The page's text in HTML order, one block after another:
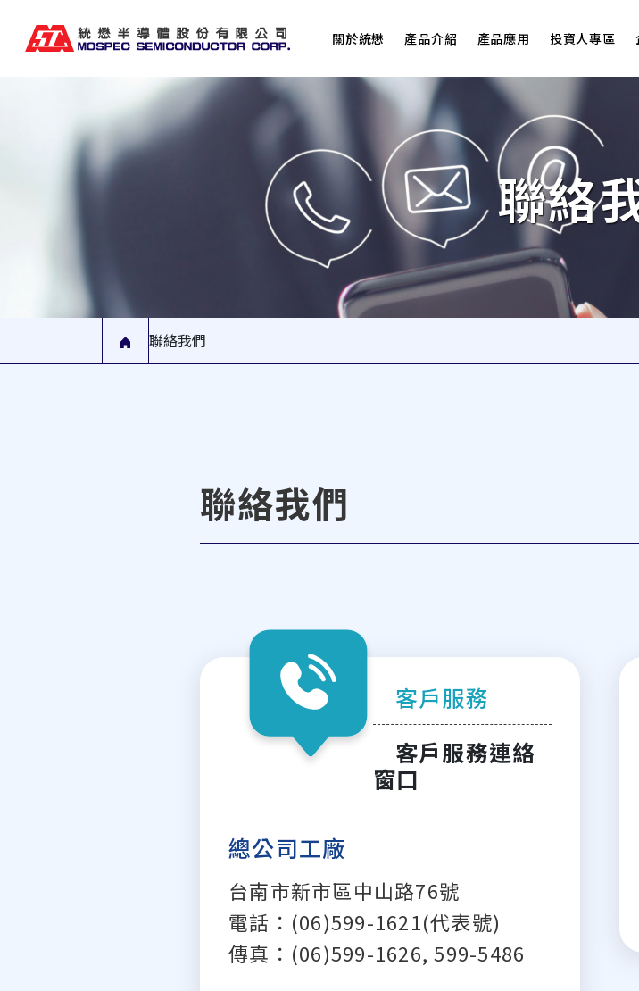
關於統懋 產品介紹 產品應用 投資人專區
聯絡
聯絡我們
聯絡我們
客戶服務
客戶服務連絡
窗口
總公司工廠
台南市新市區中山路76號
電話：(06)599-1621(代表號)
傳真：(06)599-1626, 599-5486